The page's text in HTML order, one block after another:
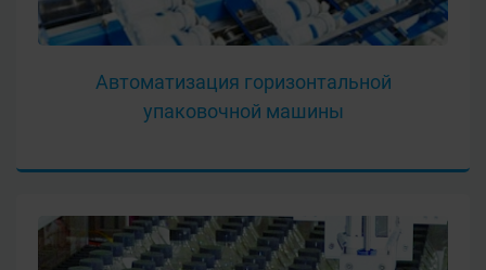
Автоматизация горизонтальной
упаковочной машины